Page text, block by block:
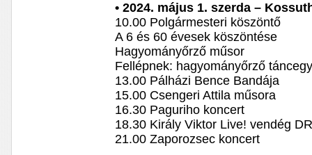
• 2024. május 1. szerda –
10.00 Polgármesteri köszöntő
A 6 és 60 évesek köszöntése
Hagyományőrző műsor
Fellépnek: hagyományőrző
13.00 Pálházi Bence Bandája
15.00 Csengeri Attila műsora
16.30 Paguriho koncert
18.30 Király Viktor Live! vendég
21.00 Zaporozsec koncert